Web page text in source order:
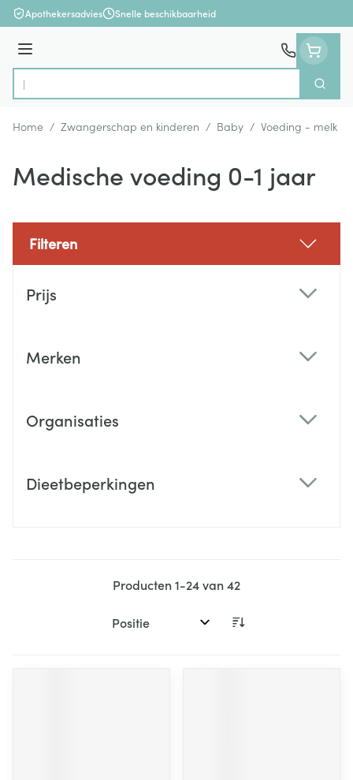
Ga naar de inhoud
Apothekersadvies Snelle beschikbaarheid
Menu
Product, merk, categorie...
Zoek
Home / Zwangerschap en kinderen / Baby / Voeding - melk
Medische voeding 0-1 jaar
Filteren
Prijs
Merken
Organisaties
Dieetbeperkingen
Producten1-24van42
Sorteer op: